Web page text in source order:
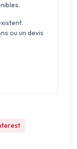
ou un devis